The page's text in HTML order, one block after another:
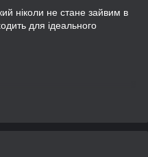
ніколи не стане зайвим в
для ідеального